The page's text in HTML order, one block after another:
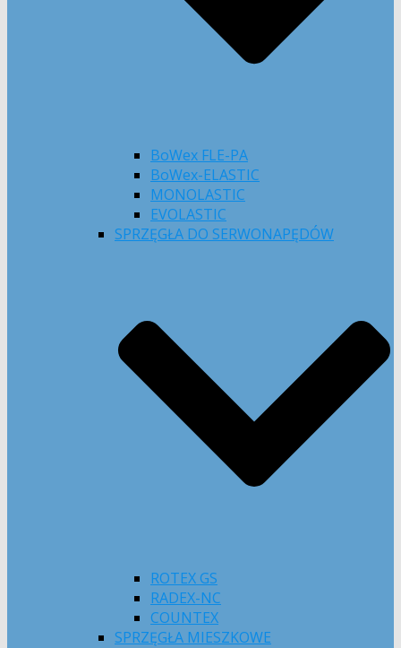
BoWex FLE-PA
BoWex-ELASTIC
MONOLASTIC
EVOLASTIC
SPRZĘGŁA DO SERWONAPĘDÓW
ROTEX GS
RADEX-NC
COUNTEX
SPRZĘGŁA MIESZKOWE